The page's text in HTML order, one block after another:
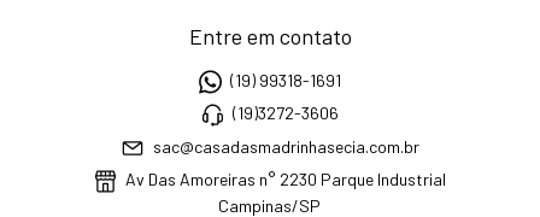
Entre em contato
(19) 99318-1691
(19)3272-3606
sac@casadasmadrinhasecia.com.br
Av Das Amoreiras n° 2230 Parque Industrial
Campinas/SP